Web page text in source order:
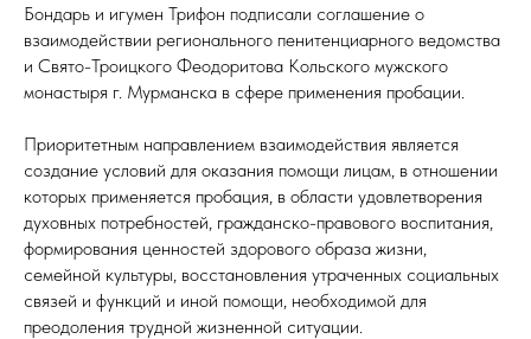
Бондарь и игумен Трифон подписали соглашение о
взаимодействии регионального пенитенциарного ведомства
и Свято-Троицкого Феодоритова Кольского мужского
монастыря г. Мурманска в сфере применения пробации.
Приоритетным направлением взаимодействия является
создание условий для оказания помощи лицам, в отношении
которых применяется пробация, в области удовлетворения
духовных потребностей, гражданско-правового воспитания,
формирования ценностей здорового образа жизни,
семейной культуры, восстановления утраченных социальных
связей и функций и иной помощи, необходимой для
преодоления трудной жизненной ситуации.